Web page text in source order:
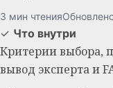
3 мин чтения
✓ Что внутри
Критерии выбора,
вывод эксперта и